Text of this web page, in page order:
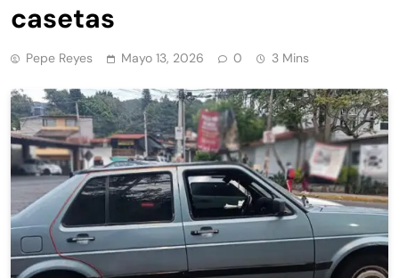
casetas
Pepe Reyes Mayo 13, 2026 0 3 Mins